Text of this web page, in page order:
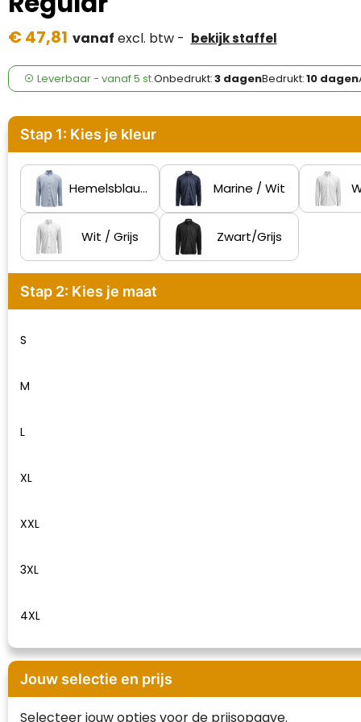
Fresh 'n Rebel
GolfOriginals
James Harvest
Kingcap
Mepal
Moleskine
MyKit
Ocean Bottle
Parker
€ 47,81 vanaf excl. btw - bekijk staffel
Leverbaar- vanaf5 st.Onbedrukt:3 dagenBedrukt:10 dagen
Stap 1: Kies je kleur
Hemelsblauw/Marine Marine / Wit
Wit / Grijs Zwart/Grijs
Stap 2: Kies je maat
S
M
L
XL
XXL
3XL
4XL
Jouw selectie en prijs
Selecteer jouw opties voor de prijsopgave.